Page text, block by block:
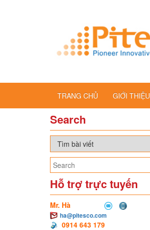
TRANG CHỦ GIỚI THIỆU
Search
Hỗ trợ trực tuyến
Mr. Hà
ha@pitesco.com
0914 643 179